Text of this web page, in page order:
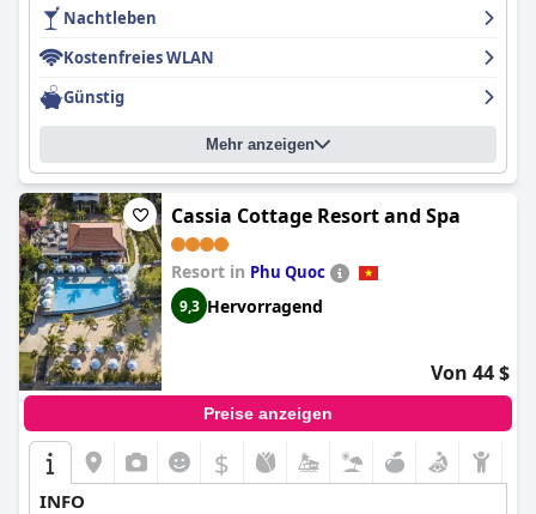
Nachtleben
Kostenfreies WLAN
Günstig
Mehr anzeigen
Cassia Cottage Resort and Spa
Resort in Phu Quoc
9,3 Hervorragend
Von 44 $
Preise anzeigen
$
INFO